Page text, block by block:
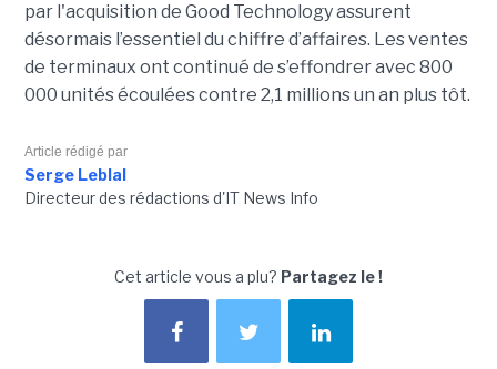
par l'acquisition de Good Technology assurent
désormais l’essentiel du chiffre d’affaires. Les ventes
de terminaux ont continué de s’effondrer avec 800
000 unités écoulées contre 2,1 millions un an plus tôt.
Article rédigé par
Serge Leblal
Directeur des rédactions d'IT News Info
Cet article vous a plu? Partagez le !